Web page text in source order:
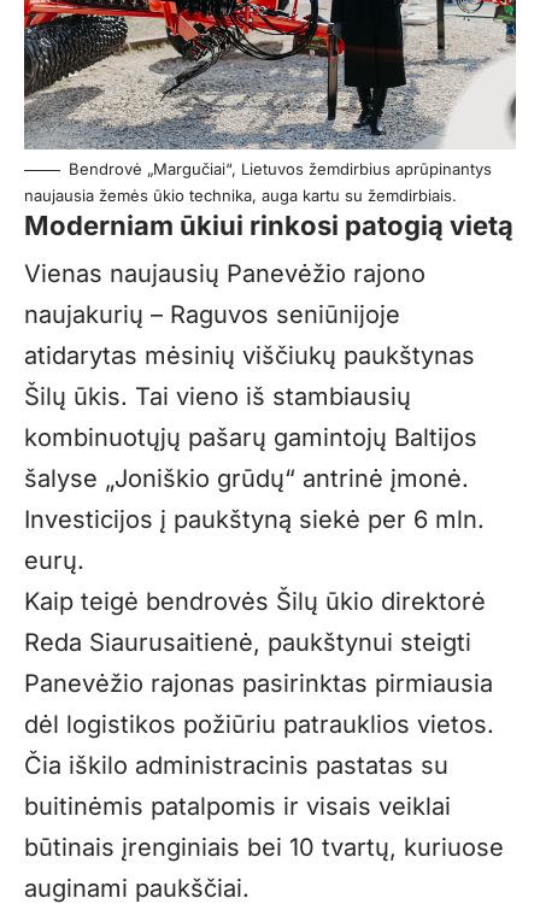
Bendrovė „Margučiai“, Lietuvos žemdirbius aprūpinantys
naujausia žemės ūkio technika, auga kartu su žemdirbiais.
Moderniam ūkiui rinkosi patogią vietą
Vienas naujausių Panevėžio rajono
naujakurių – Raguvos seniūnijoje
atidarytas mėsinių viščiukų paukštynas
Šilų ūkis. Tai vieno iš stambiausių
kombinuotųjų pašarų gamintojų Baltijos
šalyse „Joniškio grūdų“ antrinė įmonė.
Investicijos į paukštyną siekė per 6 mln.
eurų.
Kaip teigė bendrovės Šilų ūkio direktorė
Reda Siaurusaitienė, paukštynui steigti
Panevėžio rajonas pasirinktas pirmiausia
dėl logistikos požiūriu patrauklios vietos.
Čia iškilo administracinis pastatas su
buitinėmis patalpomis ir visais veiklai
būtinais įrenginiais bei 10 tvartų, kuriuose
auginami paukščiai.